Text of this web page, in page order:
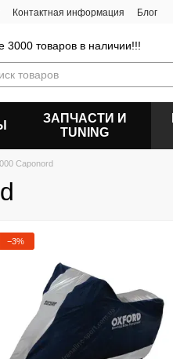
Контактная информация Блог
3000 товаров в наличии!!!
ЗАПЧАСТИ И
ТUNING
Caponord
−3%